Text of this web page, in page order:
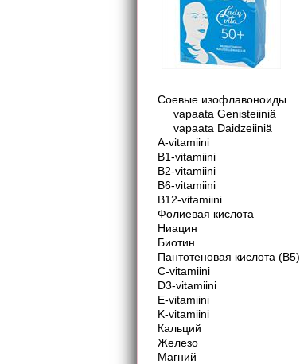
Соевые изофлавоноиды
vapaata Genisteiiniä
vapaata Daidzeiiniä
A-vitamiini
B1-vitamiini
B2-vitamiini
B6-vitamiini
B12-vitamiini
Фолиевая кислота
Ниацин
Биотин
Пантотеновая кислота (B5)
C-vitamiini
D3-vitamiini
E-vitamiini
K-vitamiini
Кальций
Железо
Магний